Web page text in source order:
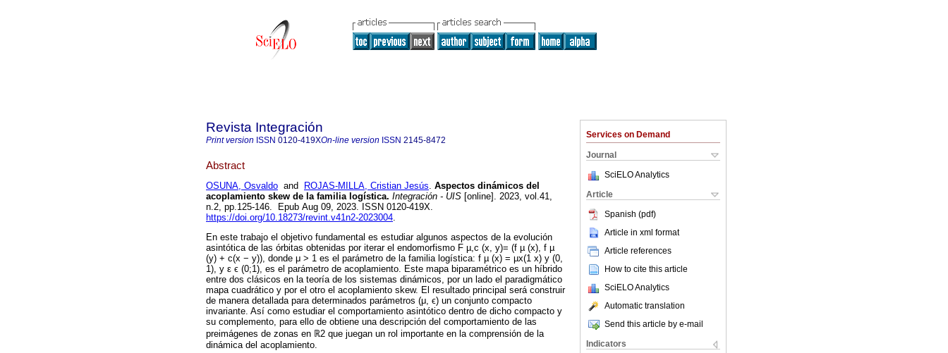
Services on Demand
Journal
SciELO Analytics
Article
Spanish (pdf)
Article in xml format
Article references
How to cite this article
SciELO Analytics
Automatic translation
Send this article by e-mail
Indicators
Revista Integración
Print version ISSN 0120-419XOn-line version ISSN 2145-8472
Abstract
OSUNA, Osvaldo and ROJAS-MILLA, Cristian Jesús. Aspectos dinámicos del
acoplamiento skew de la familia logística. Integración - UIS [online]. 2023, vol.41,
n.2, pp.125-146. Epub Aug 09, 2023. ISSN 0120-419X.
https://doi.org/10.18273/revint.v41n2-2023004.
En este trabajo el objetivo fundamental es estudiar algunos aspectos de la evolución
asintótica de las órbitas obtenidas por iterar el endomorfismo F µ,c (x, y)= (f µ (x), f µ
(y) + c(x − y)), donde μ > 1 es el parámetro de la familia logística: f µ (x) = µx(1 x) y (0,
1), y ε ϵ (0;1), es el parámetro de acoplamiento. Este mapa biparamétrico es un híbrido
entre dos clásicos en la teoría de los sistemas dinámicos, por un lado el paradigmático
mapa cuadrático y por el otro el acoplamiento skew. El resultado principal será construir
de manera detallada para determinados parámetros (μ, ϵ) un conjunto compacto
invariante. Así como estudiar el comportamiento asintótico dentro de dicho compacto y
su complemento, para ello de obtiene una descripción del comportamiento de las
preimágenes de zonas en ℝ2 que juegan un rol importante en la comprensión de la
dinámica del acoplamiento.